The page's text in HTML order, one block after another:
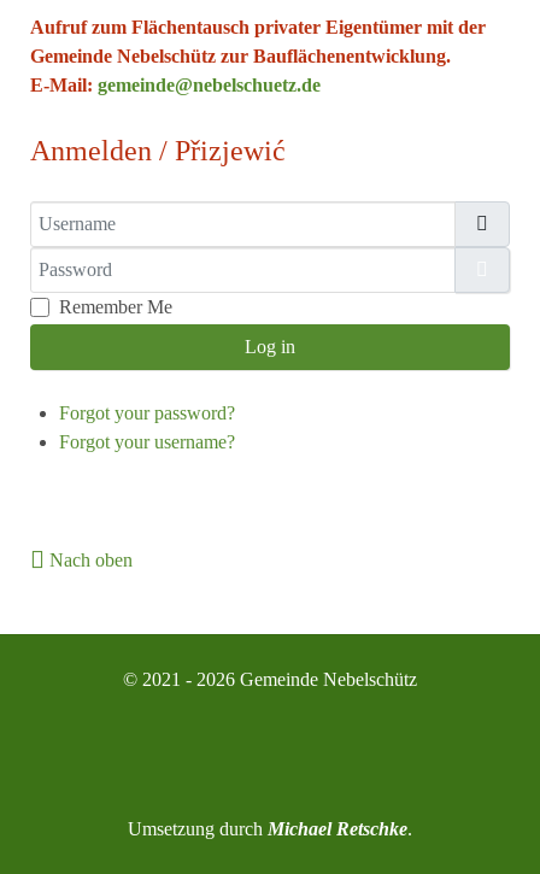
Aufruf zum Flächentausch privater Eigentümer mit der
Gemeinde Nebelschütz zur Bauflächenentwicklung.
E-Mail: gemeinde@nebelschuetz.de
Anmelden / Přizjewić
Username
Password
Remember Me
Log in
Forgot your password?
Forgot your username?
Nach oben
© 2021 - 2026 Gemeinde Nebelschütz
Umsetzung durch Michael Retschke.